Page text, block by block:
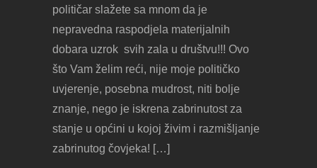
političar slažete sa mnom da je
nepravedna raspodjela materijalnih
dobara uzrok svih zala u društvu!!! Ovo
što Vam želim reći, nije moje političko
uvjerenje, posebna mudrost, niti bolje
znanje, nego je iskrena zabrinutost za
stanje u općini u kojoj živim i razmišljanje
zabrinutog čovjeka! […]